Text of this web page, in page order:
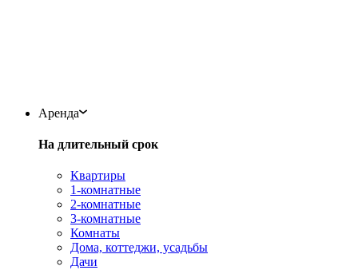
Аренда
На длительный срок
Квартиры
1-комнатные
2-комнатные
3-комнатные
Комнаты
Дома, коттеджи, усадьбы
Дачи